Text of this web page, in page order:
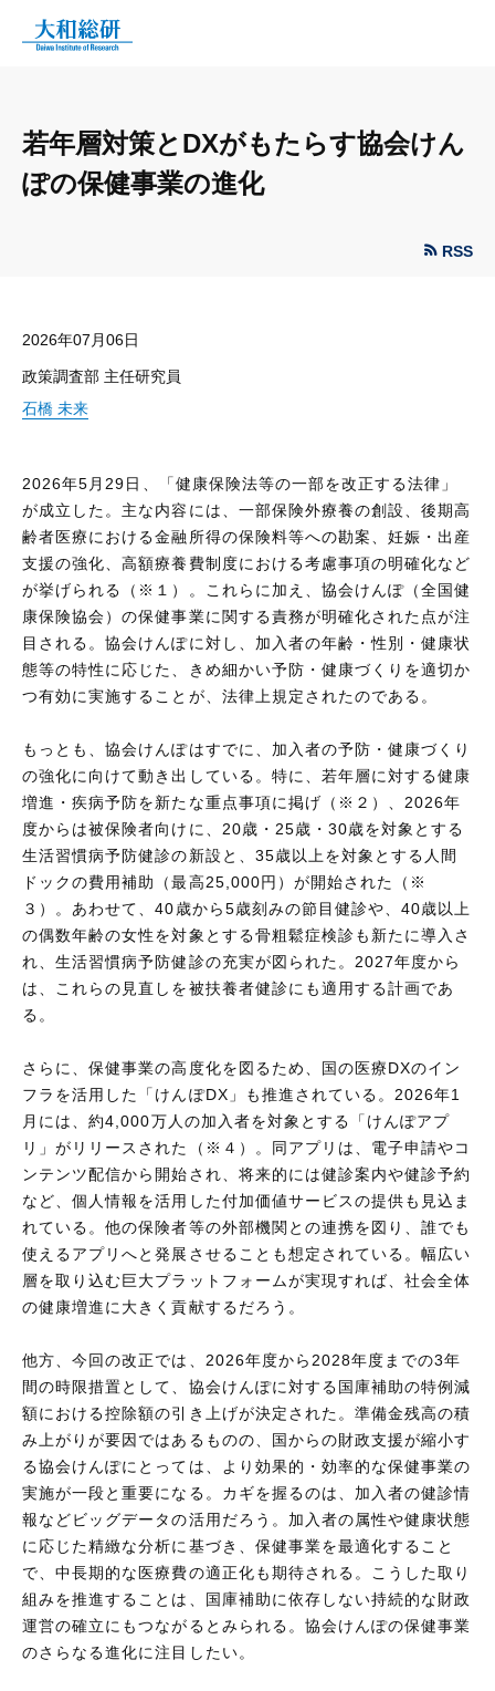
若年層対策とDXがもたらす協会けん
ぽの保健事業の進化
RSS
2026年07月06日
政策調査部 主任研究員
石橋 未来
2026年5月29日、「健康保険法等の一部を改正する法律」
が成立した。主な内容には、一部保険外療養の創設、後期高
齢者医療における金融所得の保険料等への勘案、妊娠・出産
支援の強化、高額療養費制度における考慮事項の明確化など
が挙げられる（※１）。これらに加え、協会けんぽ（全国健
康保険協会）の保健事業に関する責務が明確化された点が注
目される。協会けんぽに対し、加入者の年齢・性別・健康状
態等の特性に応じた、きめ細かい予防・健康づくりを適切か
つ有効に実施することが、法律上規定されたのである。
もっとも、協会けんぽはすでに、加入者の予防・健康づくり
の強化に向けて動き出している。特に、若年層に対する健康
増進・疾病予防を新たな重点事項に掲げ（※２）、2026年
度からは被保険者向けに、20歳・25歳・30歳を対象とする
生活習慣病予防健診の新設と、35歳以上を対象とする人間
ドックの費用補助（最高25,000円）が開始された（※
３）。あわせて、40歳から5歳刻みの節目健診や、40歳以上
の偶数年齢の女性を対象とする骨粗鬆症検診も新たに導入さ
れ、生活習慣病予防健診の充実が図られた。2027年度から
は、これらの見直しを被扶養者健診にも適用する計画であ
る。
さらに、保健事業の高度化を図るため、国の医療DXのイン
フラを活用した「けんぽDX」も推進されている。2026年1
月には、約4,000万人の加入者を対象とする「けんぽアプ
リ」がリリースされた（※４）。同アプリは、電子申請やコ
ンテンツ配信から開始され、将来的には健診案内や健診予約
など、個人情報を活用した付加価値サービスの提供も見込ま
れている。他の保険者等の外部機関との連携を図り、誰でも
使えるアプリへと発展させることも想定されている。幅広い
層を取り込む巨大プラットフォームが実現すれば、社会全体
の健康増進に大きく貢献するだろう。
他方、今回の改正では、2026年度から2028年度までの3年
間の時限措置として、協会けんぽに対する国庫補助の特例減
額における控除額の引き上げが決定された。準備金残高の積
み上がりが要因ではあるものの、国からの財政支援が縮小す
る協会けんぽにとっては、より効果的・効率的な保健事業の
実施が一段と重要になる。カギを握るのは、加入者の健診情
報などビッグデータの活用だろう。加入者の属性や健康状態
に応じた精緻な分析に基づき、保健事業を最適化すること
で、中長期的な医療費の適正化も期待される。こうした取り
組みを推進することは、国庫補助に依存しない持続的な財政
運営の確立にもつながるとみられる。協会けんぽの保健事業
のさらなる進化に注目したい。